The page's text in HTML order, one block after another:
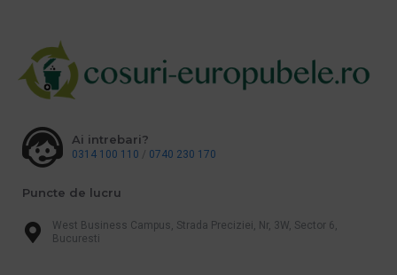
Ai intrebari?
0314 100 110 / 0740 230 170
Puncte de lucru
West Business Campus, Strada Preciziei, Nr, 3W, Sector 6,
Bucuresti